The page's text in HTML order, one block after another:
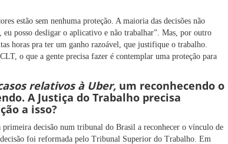
estão sem nenhuma proteção. A maioria das decisões não
posso desligar o aplicativo e não trabalhar”. Mas, por outro
horas pra ter um ganho razoável, que justifique o trabalho.
o que a gente precisa fazer é contemplar uma proteção para
relativos à Uber, um reconhecendo o
A Justiça do Trabalho precisa
a isso?
decisão num tribunal do Brasil a reconhecer o vínculo de
foi reformada pelo Tribunal Superior do Trabalho. Em